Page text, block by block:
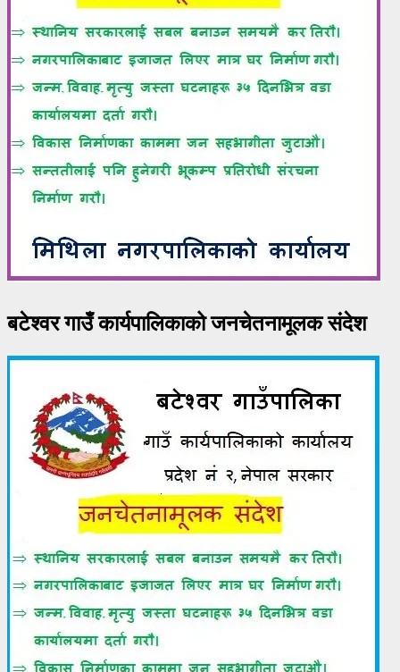
बटेश्वर गाउँ कार्यपालिकाको जनचेतनामूलक संदेश